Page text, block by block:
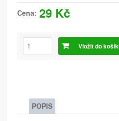
Cena: 29 Kč
Vložit do
POPIS